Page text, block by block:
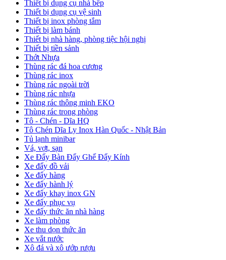
Thiết bị dụng cụ nhà bếp
Thiết bị dụng cụ vệ sinh
Thiết bị inox phòng tắm
Thiết bị làm bánh
Thiết bị nhà hàng, phòng tiệc hội nghị
Thiết bị tiền sảnh
Thớt Nhựa
Thùng rác đá hoa cương
Thùng rác inox
Thùng rác ngoài trời
Thùng rác nhựa
Thùng rác thông minh EKO
Thùng rác trong phòng
Tô - Chén - Dĩa HQ
Tô Chén Dĩa Ly Inox Hàn Quốc - Nhật Bản
Tủ lạnh minibar
Vá, vợt, sạn
Xe Đẩy Bàn Đẩy Ghế Đẩy Kính
Xe đẩy đồ vải
Xe đẩy hàng
Xe đẩy hành lý
Xe đẩy khay inox GN
Xe đẩy phục vụ
Xe đẩy thức ăn nhà hàng
Xe làm phòng
Xe thu dọn thức ăn
Xe vắt nước
Xô đá và xô ướp rượu